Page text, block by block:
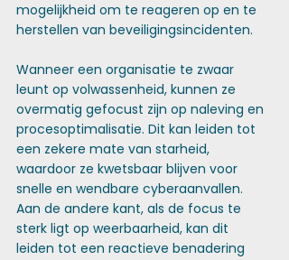
mogelijkheid om te reageren op en te
herstellen van beveiligingsincidenten.
Wanneer een organisatie te zwaar
leunt op volwassenheid, kunnen ze
overmatig gefocust zijn op naleving en
procesoptimalisatie. Dit kan leiden tot
een zekere mate van starheid,
waardoor ze kwetsbaar blijven voor
snelle en wendbare cyberaanvallen.
Aan de andere kant, als de focus te
sterk ligt op weerbaarheid, kan dit
leiden tot een reactieve benadering